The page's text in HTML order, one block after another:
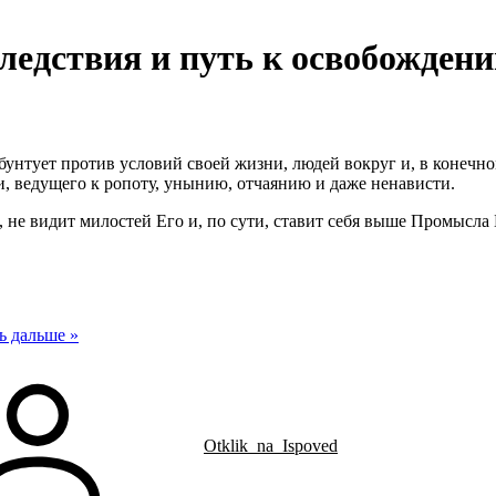
и путь к
против условий своей жизни, людей вокруг и, в
ведущего к ропоту, унынию, отчаянию и даже ненависти.
не видит милостей Его и, по сути, ставит себя выше
дальше »
Otklik_na_Ispoved